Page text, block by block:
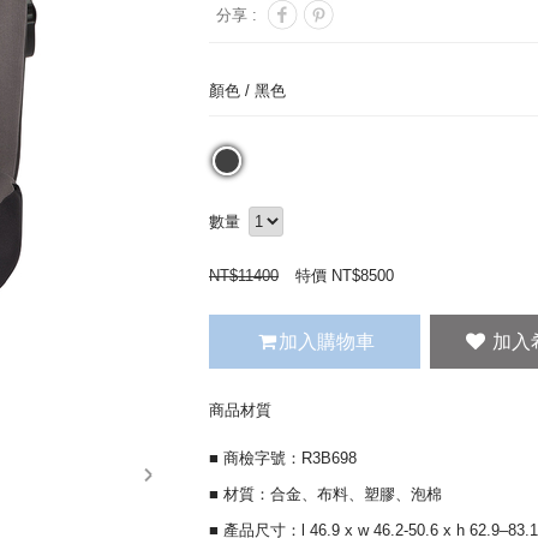
next
分享 :
顏色 / 黑色
數量
NT$11400 特價 NT$8500
加入購物車
商品材質
■ 商檢字號：R3B698
■ 材質：合金、布料、塑膠、泡棉
■ 產品尺寸：l 46.9 x w 46.2-50.6 x h